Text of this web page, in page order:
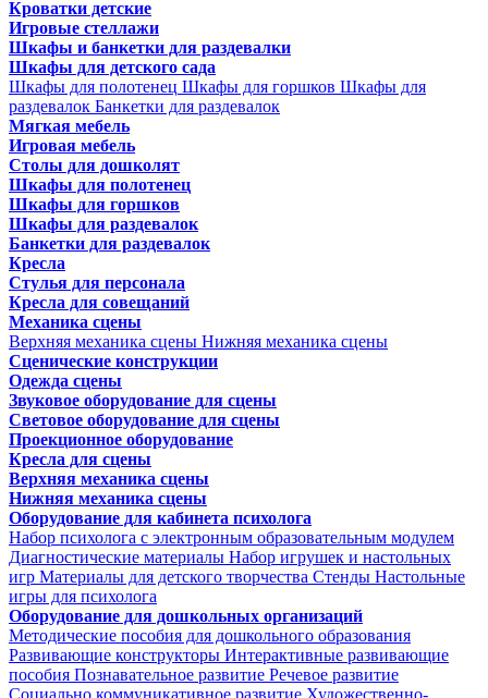
Кроватки детские
Игровые стеллажи
Шкафы и банкетки для раздевалки
Шкафы для детского сада
Шкафы для полотенец Шкафы для горшков Шкафы для
раздевалок Банкетки для раздевалок
Мягкая мебель
Игровая мебель
Столы для дошколят
Шкафы для полотенец
Шкафы для горшков
Шкафы для раздевалок
Банкетки для раздевалок
Кресла
Стулья для персонала
Кресла для совещаний
Механика сцены
Верхняя механика сцены Нижняя механика сцены
Сценические конструкции
Одежда сцены
Звуковое оборудование для сцены
Световое оборудование для сцены
Проекционное оборудование
Кресла для сцены
Верхняя механика сцены
Нижняя механика сцены
Оборудование для кабинета психолога
Набор психолога с электронным образовательным модулем
Диагностические материалы Набор игрушек и настольных
игр Материалы для детского творчества Стенды Настольные
игры для психолога
Оборудование для дошкольных организаций
Методические пособия для дошкольного образования
Развивающие конструкторы Интерактивные развивающие
пособия Познавательное развитие Речевое развитие
Социально коммуникативное развитие Художественно-